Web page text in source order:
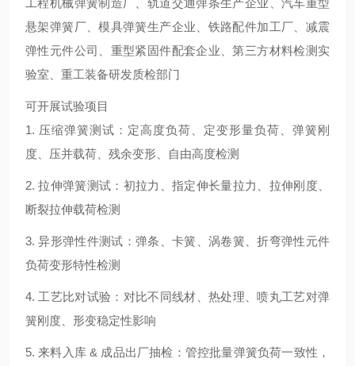
工程机械弹簧制造厂、轨道交通弹条生产企业、汽车重型
悬架弹簧厂、模具弹簧生产企业、铁路配件加工厂、减震
弹性元件公司、重型紧固件配套企业、第三方材料检测实
验室、重工装备研发质检部门
可开展试验项目
1. 压缩弹簧测试：定高度负荷、定变形量负荷、弹簧刚
度、压并载荷、残余变形、自由高度检测
2. 拉伸弹簧测试：初拉力、指定伸长量拉力、拉伸刚度、
断裂拉伸载荷检测
3. 异形弹性件测试：弹条、卡簧、涡卷簧、折弯弹性元件
负荷变形特性检测
4. 工艺比对试验：对比不同线材、热处理、喷丸工艺对弹
簧刚度、形变稳定性影响
5. 来料入库 & 成品出厂抽检：管控批量弹簧负荷一致性，